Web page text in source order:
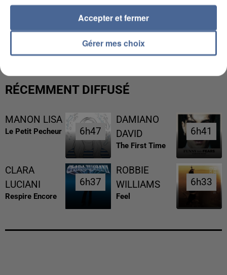
UN SECOND CADRE DE LA DZ MAFIA
INTERPELLÉ EN ALGÉRIE
RÉCEMMENT DIFFUSÉ
MANON LISA
Le Petit Pecheur 6h47
6h47
DAMIANO
DAVID
The First Time
6h41
6h41
CLARA
LUCIANI
Respire Encore
6h37
6h37
ROBBIE
WILLIAMS
Feel
6h33
6h33
Gérer mes choix
Accepter et fermer